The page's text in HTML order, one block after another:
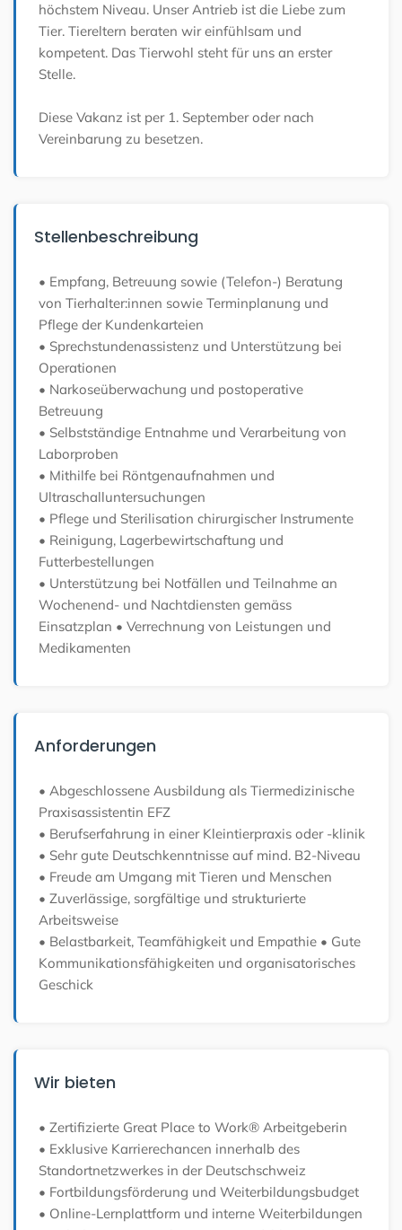
höchstem Niveau. Unser Antrieb ist die Liebe zum
Tier. Tiereltern beraten wir einfühlsam und
kompetent. Das Tierwohl steht für uns an erster
Stelle.
Diese Vakanz ist per 1. September oder nach
Vereinbarung zu besetzen.
Stellenbeschreibung
• Empfang, Betreuung sowie (Telefon-) Beratung
von Tierhalter:innen sowie Terminplanung und
Pflege der Kundenkarteien
• Sprechstundenassistenz und Unterstützung bei
Operationen
• Narkoseüberwachung und postoperative
Betreuung
• Selbstständige Entnahme und Verarbeitung von
Laborproben
• Mithilfe bei Röntgenaufnahmen und
Ultraschalluntersuchungen
• Pflege und Sterilisation chirurgischer Instrumente
• Reinigung, Lagerbewirtschaftung und
Futterbestellungen
• Unterstützung bei Notfällen und Teilnahme an
Wochenend- und Nachtdiensten gemäss
Einsatzplan • Verrechnung von Leistungen und
Medikamenten
Anforderungen
• Abgeschlossene Ausbildung als Tiermedizinische
Praxisassistentin EFZ
• Berufserfahrung in einer Kleintierpraxis oder -klinik
• Sehr gute Deutschkenntnisse auf mind. B2-Niveau
• Freude am Umgang mit Tieren und Menschen
• Zuverlässige, sorgfältige und strukturierte
Arbeitsweise
• Belastbarkeit, Teamfähigkeit und Empathie • Gute
Kommunikationsfähigkeiten und organisatorisches
Geschick
Wir bieten
• Zertifizierte Great Place to Work® Arbeitgeberin
• Exklusive Karrierechancen innerhalb des
Standortnetzwerkes in der Deutschschweiz
• Fortbildungsförderung und Weiterbildungsbudget
• Online-Lernplattform und interne Weiterbildungen